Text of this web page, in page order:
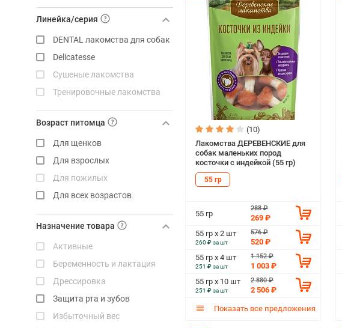
Perfect Fit
Prime Ever
Smart Dog
Solid Natura
Tit Bit
Triol
Wanpy
Деревенские лакомства
Доктор Zoo
Зооник
Зубочистики
Мнямс
Омега NEO
Inaba
Schwanz
Натуральная формула
2u
Каскад
Линейка/серия
DENTAL лакомства для собак
Delicatesse
Сушеные лакомства
Тренировочные лакомства
Возраст питомца
Для щенков
Для взрослых
Для пожилых
Для всех возрастов
Назначение товара
Активные
Беременность и лактация
Дрессировка
Защита рта и зубов
Избыточный вес
(10)
Лакомства ДЕРЕВЕНСКИЕ для
собак маленьких пород
косточки с индейкой (55 гр)
55 гр
55 гр
288 ₽
269 ₽
55 гр х 2 шт
260 ₽ за шт
576 ₽
520 ₽
55 гр х 4 шт
251 ₽ за шт
1 152 ₽
1 003 ₽
55 гр х 10 шт
251 ₽ за шт
2 880 ₽
2 506 ₽
Показать все предложения